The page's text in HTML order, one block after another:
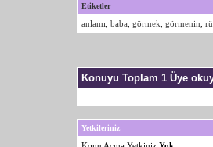
Etiketler
anlamı baba görmek görmenin
Konuyu Toplam 1 Üye
Yetkileriniz